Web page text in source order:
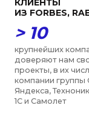
объединений в
деятельности которых
мы участвуем, включая
РАН, ТПП, МГЮА, Moscow
Digital School